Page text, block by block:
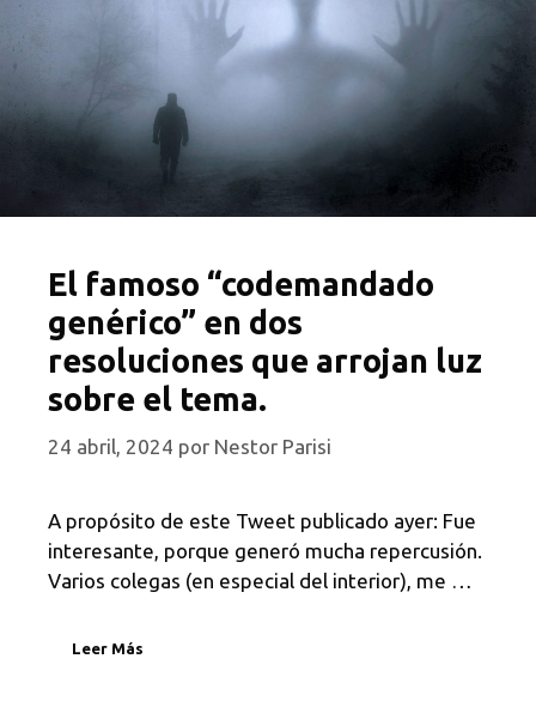
El famoso “codemandado
genérico” en dos
resoluciones que arrojan luz
sobre el tema.
24 abril, 2024 por Nestor Parisi
A propósito de este Tweet publicado ayer: Fue
interesante, porque generó mucha repercusión.
Varios colegas (en especial del interior), me …
Leer Más